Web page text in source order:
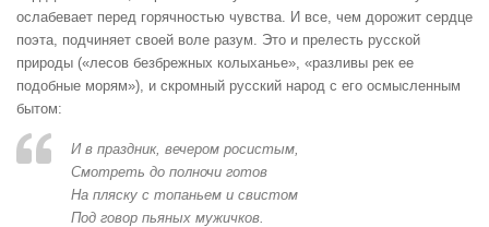
ослабевает перед горячностью чувства. И все, чем дорожит сердце
поэта, подчиняет своей воле разум. Это и прелесть русской
природы («лесов безбрежных колыханье», «разливы рек ее
подобные морям»), и скромный русский народ с его осмысленным
бытом:
И в праздник, вечером росистым,
Смотреть до полночи готов
На пляску с топаньем и свистом
Под говор пьяных мужичков.